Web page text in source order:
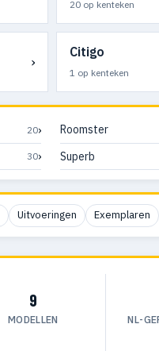
20 op kenteken
›
Citigo
1 op kenteken
20›
30›
Roomster
Superb
Uitvoeringen Exemplaren
9
MODELLEN
NL-